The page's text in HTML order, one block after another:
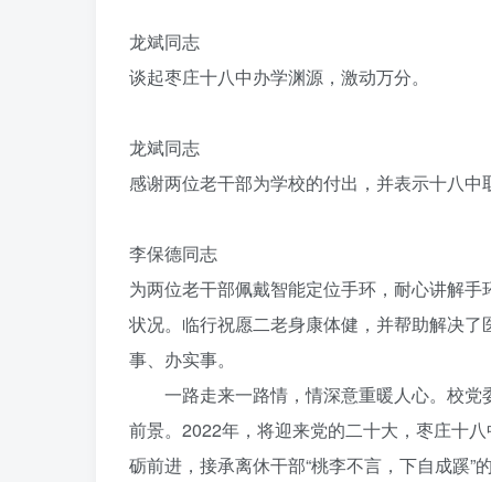
龙斌同志
谈起枣庄十八中办学渊源，激动万分。
龙斌同志
感谢两位老干部为学校的付出，并表示十八中
李保德同志
为两位老干部佩戴智能定位手环，耐心讲解
状况。临行祝愿二老身康体健，并帮助解决
事、办实事。
一路走来一路情，情深意重暖人心。校党
前景。2022年，将迎来党的二十大，枣庄十
砺前进，接承离休干部“桃李不言，下自成蹊”